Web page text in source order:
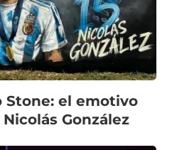
el emotivo
González